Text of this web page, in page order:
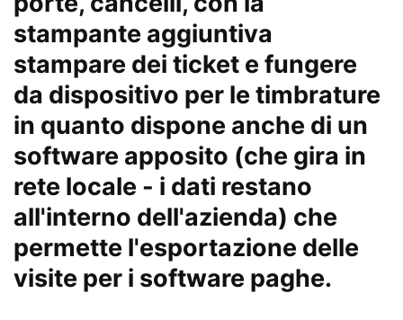
stampante aggiuntiva
stampare dei ticket e fungere
da dispositivo per le timbrature
in quanto dispone anche di un
software apposito (che gira in
rete locale - i dati restano
all'interno dell'azienda) che
permette l'esportazione delle
visite per i software paghe.